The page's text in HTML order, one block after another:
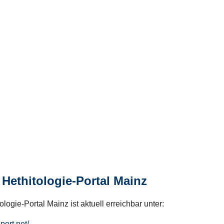
Hethitologie-Portal Mainz
Portal Mainz ist aktuell erreichbar unter: